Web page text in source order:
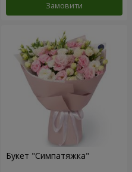
Замовити
Букет "Симпатяжка"